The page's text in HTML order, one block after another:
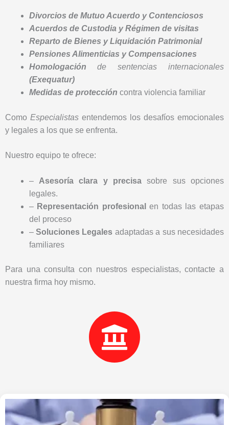
Divorcios de Mutuo Acuerdo y Contenciosos
Acuerdos de Custodia y Régimen de visitas
Reparto de Bienes y Liquidación Patrimonial
Pensiones Alimenticias y Compensaciones
Homologación de sentencias internacionales
(Exequatur)
Medidas de protección contra violencia familiar
Como Especialistas entendemos los desafíos emocionales
y legales a los que se enfrenta.
Nuestro equipo te ofrece:
– Asesoría clara y precisasobre sus opciones
legales.
– Representación profesionalen todas las etapas
del proceso
– Soluciones Legales adaptadas a sus necesidades
familiares
Para una consulta con nuestros especialistas, contacte a
nuestra firma hoy mismo.